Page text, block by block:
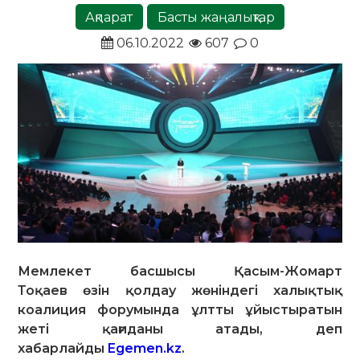
Ақпарат
Басты жаңалықтар
06.10.2022
607 0
Мемлекет басшысы Қасым-Жомарт
Тоқаев өзін қолдау жөніндегі халықтық
коалиция форумында ұлтты ұйыстыратын
жеті қағиданы атады, деп
хабарлайды Egemen.kz.